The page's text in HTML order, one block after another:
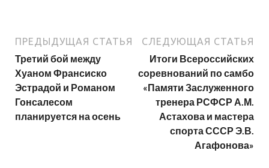
ПРЕДЫДУЩАЯ СТАТЬЯ
Третий бой между
Хуаном Франсиско
Эстрадой и Романом
Гонсалесом
планируется на осень
СЛЕДУЮЩАЯ СТАТЬЯ
Итоги Всероссийских
соревнований по самбо
«Памяти Заслуженного
тренера РСФСР А.М.
Астахова и мастера
спорта СССР Э.В.
Агафонова»